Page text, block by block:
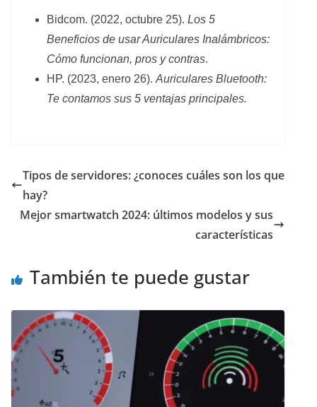
Bidcom. (2022, octubre 25). Los 5
Beneficios de usar Auriculares Inalámbricos:
Cómo funcionan, pros y contras.
HP. (2023, enero 26). Auriculares Bluetooth:
Te contamos sus 5 ventajas principales.
Tipos de servidores: ¿conoces cuáles son los que
hay?
Mejor smartwatch 2024: últimos modelos y sus
características
También te puede gustar